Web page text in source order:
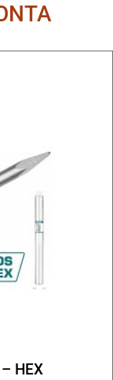
HEX